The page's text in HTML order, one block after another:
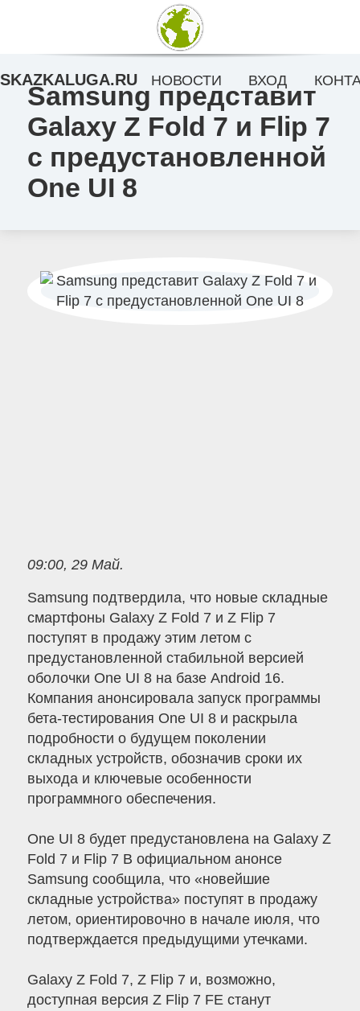
Samsung представит
Galaxy Z Fold 7 и Flip 7
с предустановленной
One UI 8
09:00, 29 Май.
Samsung подтвердила, что новые складные
смартфоны Galaxy Z Fold 7 и Z Flip 7
поступят в продажу этим летом с
предустановленной стабильной версией
оболочки One UI 8 на базе Android 16.
Компания анонсировала запуск программы
бета-тестирования One UI 8 и раскрыла
подробности о будущем поколении
складных устройств, обозначив сроки их
выхода и ключевые особенности
программного обеспечения.
One UI 8 будет предустановлена на Galaxy Z
Fold 7 и Flip 7 В официальном анонсе
Samsung сообщила, что «новейшие
складные устройства» поступят в продажу
летом, ориентировочно в начале июля, что
подтверждается предыдущими утечками.
Galaxy Z Fold 7, Z Flip 7 и, возможно,
доступная версия Z Flip 7 FE станут
SKAZKALUGA.RU НОВОСТИ ВХОД